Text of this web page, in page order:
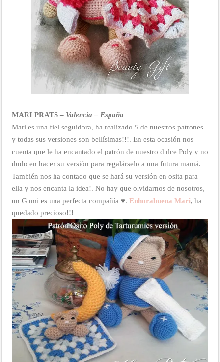
MARI PRATS – Valencia – España
Mari es una fiel seguidora, ha realizado 5 de nuestros patrones
y todas sus versiones son bellísimas!!!. En esta ocasión nos
cuenta que le ha encantado el patrón de nuestro dulce Poly y no
dudo en hacer su versión para regalárselo a una futura mamá.
También nos ha contado que se hará su versión en osita para
ella y nos encanta la idea!. No hay que olvidarnos de nosotros,
un Gumi es una perfecta compañía ♥. Enhorabuena Mari, ha
quedado precioso!!!